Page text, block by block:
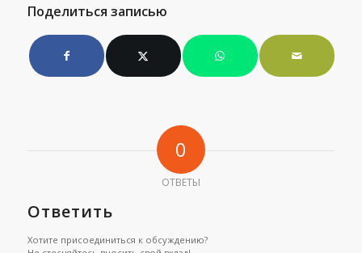
Поделиться записью
0
ОТВЕТЫ
Ответить
Хотите присоединиться к обсуждению?